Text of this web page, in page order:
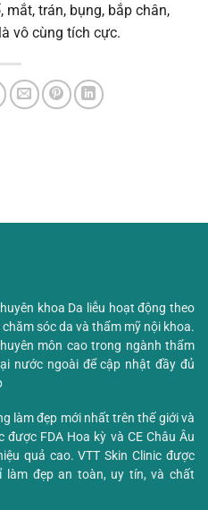
trán, bụng, bắp chân,
vô cùng tích cực.
khoa Da liễu hoạt động theo
sóc da và thẩm mỹ nội khoa.
môn cao trong ngành thẩm
nước ngoài để cập nhật đầy đủ
làm đẹp mới nhất trên thế giới và
FDA Hoa kỳ và CE Châu Âu
quả cao. VTT Skin Clinic được
làm đẹp an toàn, uy tín, và chất